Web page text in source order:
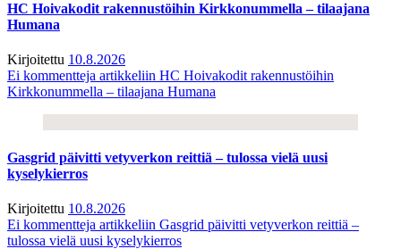
HC Hoivakodit rakennustöihin Kirkkonummella – tilaajana
Humana
Kirjoitettu 10.8.2026
Ei kommentteja artikkeliin HC Hoivakodit rakennustöihin
Kirkkonummella – tilaajana Humana
Gasgrid päivitti vetyverkon reittiä – tulossa vielä uusi
kyselykierros
Kirjoitettu 10.8.2026
Ei kommentteja artikkeliin Gasgrid päivitti vetyverkon reittiä –
tulossa vielä uusi kyselykierros